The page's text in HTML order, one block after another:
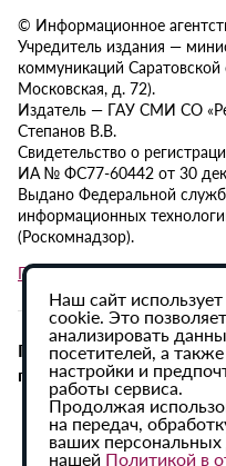
© Информационное
Учредитель издания —
коммуникаций Саратовской
Московская, д. 72).
Издатель — ГАУ СМИ СО
Степанов В.В.
Свидетельство о
ИА № ФС77-60442 от 30
Выдано Федеральной
информационных
(Роскомнадзор).
Политика в отношении
При использовании
гиперссылка на ИА
Наш сайт
cookie. Это
анализировать
посетителей, а
настройки и
работы сервиса.
Продолжая
на передач,
ваших персональных
нашей Политикой в